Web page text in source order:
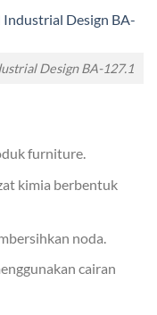
Design BA-127.1
furniture.
kimia berbentuk
noda.
cairan